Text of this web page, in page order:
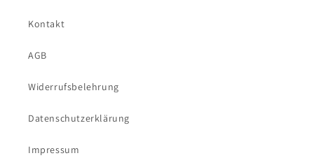
Kontakt
AGB
Widerrufsbelehrung
Datenschutzerklärung
Impressum